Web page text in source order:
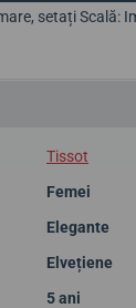
setați Scală:
Tissot
Femei
Elegante
Elvețiene
5 ani